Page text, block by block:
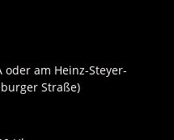
oder am Heinz-Steyer-
Straße)